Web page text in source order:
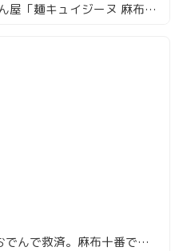
麻布十番にnew openなうどん屋「麺キュイジーヌ 麻布邸」
二日酔いの胃を「三六」のおでんで救済。麻布十番でサク飲みするならここが正解！